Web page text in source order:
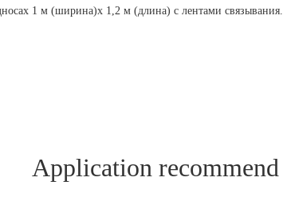
1 м (ширина)x 1,2 м (длина) с лентами связывания.
Application recommend